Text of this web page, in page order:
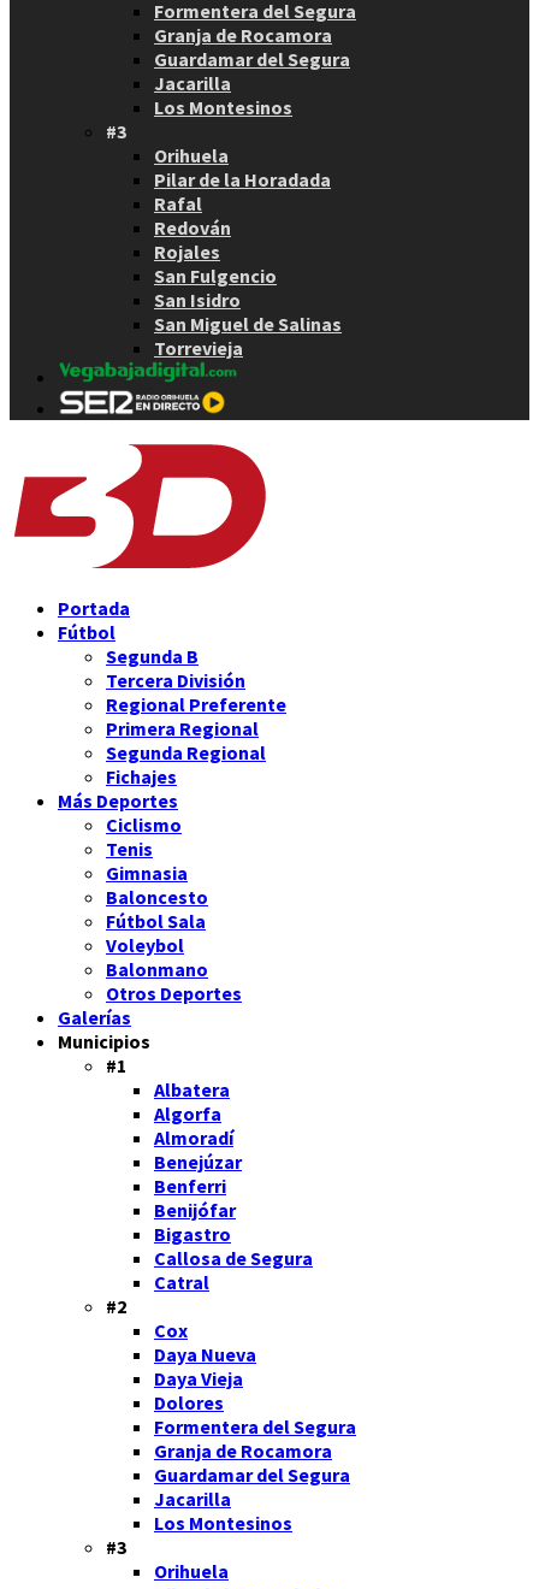
Formentera del Segura
Granja de Rocamora
Guardamar del Segura
Jacarilla
Los Montesinos
#3
Orihuela
Pilar de la Horadada
Rafal
Redován
Rojales
San Fulgencio
San Isidro
San Miguel de Salinas
Torrevieja
Portada
Fútbol
Segunda B
Tercera División
Regional Preferente
Primera Regional
Segunda Regional
Fichajes
Más Deportes
Ciclismo
Tenis
Gimnasia
Baloncesto
Fútbol Sala
Voleybol
Balonmano
Otros Deportes
Galerías
Municipios
#1
Albatera
Algorfa
Almoradí
Benejúzar
Benferri
Benijófar
Bigastro
Callosa de Segura
Catral
#2
Cox
Daya Nueva
Daya Vieja
Dolores
Formentera del Segura
Granja de Rocamora
Guardamar del Segura
Jacarilla
Los Montesinos
#3
Orihuela